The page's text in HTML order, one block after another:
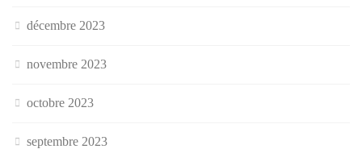
décembre 2023
novembre 2023
octobre 2023
septembre 2023